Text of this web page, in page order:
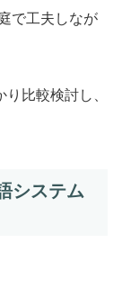
で工夫しなが
比較検討し、
システム